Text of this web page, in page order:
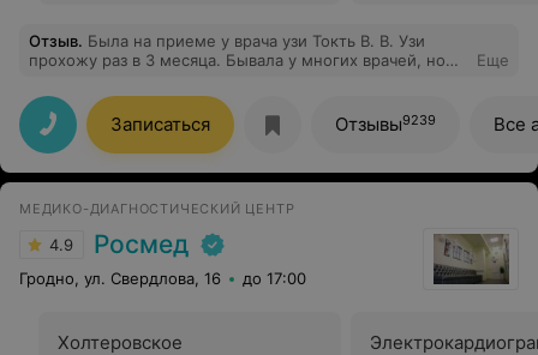
Отзыв. Была на приеме у врача узи Токть В. В. Узи
прохожу раз в 3 месяца. Бывала у многих врачей, но
располагающий, внимательный, несуетливый врач.
Задает много вопросов, анализирует предыдущие
результаты
Еще
Записаться Отзывы9239 Все
МЕДИКО-ДИАГНОСТИЧЕСКИЙ ЦЕНТР
4.9 Росмед
Гродно, ул. Свердлова, 16 до 17:00
Холтеровское